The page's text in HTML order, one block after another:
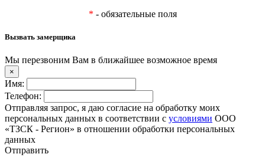
* - обязательные поля
Вызвать замерщика
Мы перезвоним Вам в ближайшее возможное время
×
Имя:
Телефон:
Отправляя запрос, я даю согласие на обработку моих
персональных данных в соответствии с условиями ООО
«ТЗСК - Регион» в отношении обработки персональных
данных
Отправить